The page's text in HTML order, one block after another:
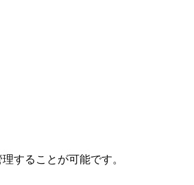
することが可能です。